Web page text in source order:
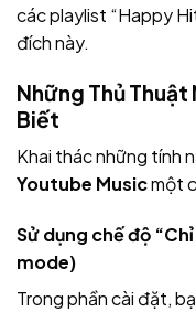
các playlist “Happy
đích này.
Những Thủ Thuật
Biết
Khai thác những tính
Youtube Musicmột
Sử dụng chế độ
mode)
Trong phần cài đặt,